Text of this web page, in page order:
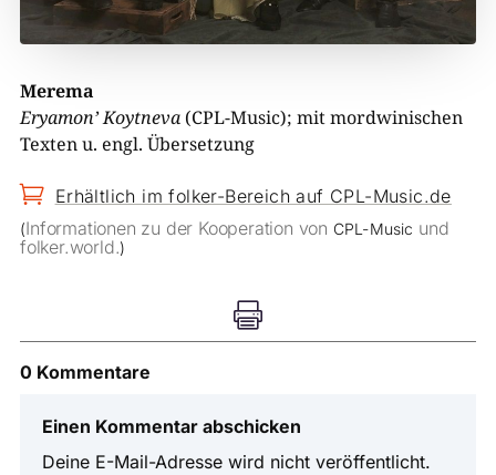
Merema
Eryamon’ Koytneva(CPL-Music); mit mordwinischen
Texten u. engl. Übersetzung
 Erhältlich im folker-Bereich auf CPL-Music.de
(Informationen zu der Kooperation von CPL-Music und
folker.world.)

0 Kommentare
Einen Kommentar abschicken
Deine E-Mail-Adresse wird nicht veröffentlicht.